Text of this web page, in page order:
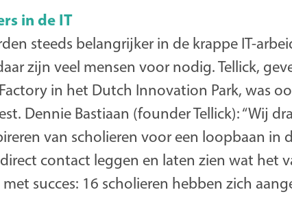
in de IT
steeds belangrijker in de krappe IT-
zijn veel mensen voor nodig. Tellick,
in het Dutch Innovation Park, was
Dennie Bastiaan (founder Tellick): “Wij
van scholieren voor een loopbaan in
contact leggen en laten zien wat het
succes: 16 scholieren hebben zich